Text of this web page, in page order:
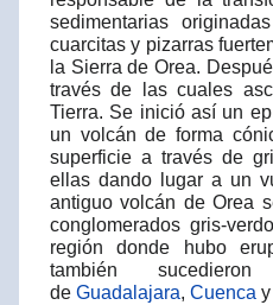
sedimentarias
cuarcitas y pizarras
la Sierra de Orea.
través de las cuales
Tierra. Se inició así un
un volcán de forma
superficie a través de
ellas dando lugar a un
antiguo volcán de Orea
conglomerados gris-
región donde hubo
también
de Guadalajara, Cuenca